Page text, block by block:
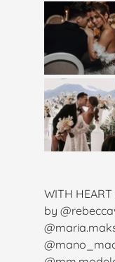
WITH
by